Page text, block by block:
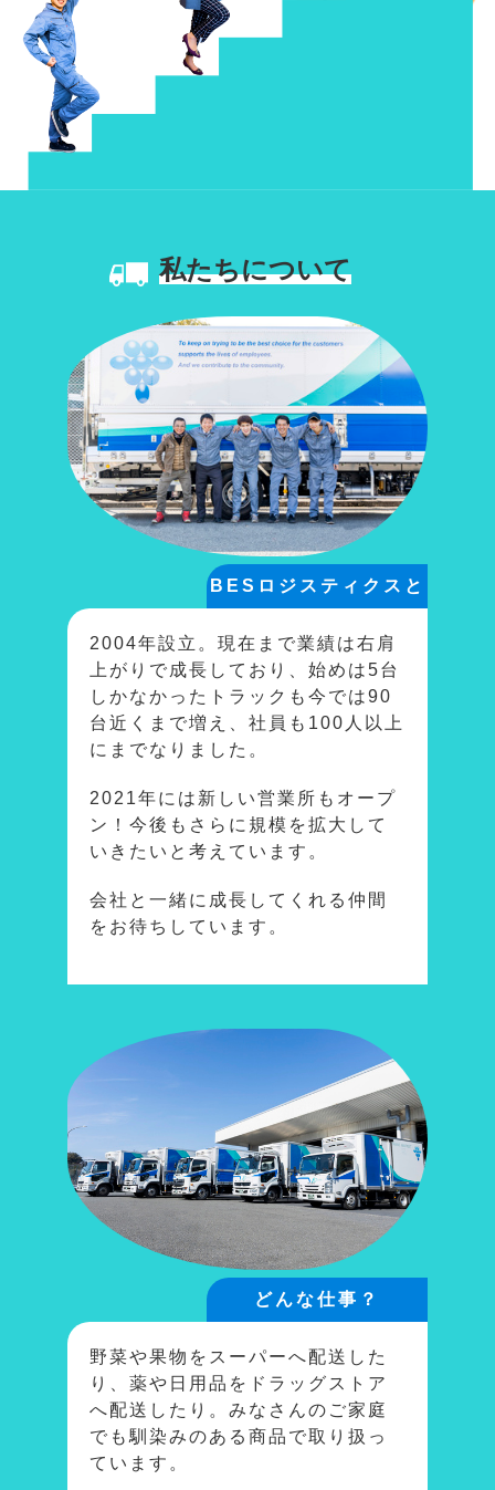
私たちについて
BESロジスティクスと
は？
2004年設立。現在まで業績は右肩
上がりで成長しており、始めは5台
しかなかったトラックも今では90
台近くまで増え、社員も100人以上
にまでなりました。
2021年には新しい営業所もオープ
ン！今後もさらに規模を拡大して
いきたいと考えています。
会社と一緒に成長してくれる仲間
をお待ちしています。
どんな仕事？
野菜や果物をスーパーへ配送した
り、薬や日用品をドラッグストア
へ配送したり。みなさんのご家庭
でも馴染みのある商品で取り扱っ
ています。